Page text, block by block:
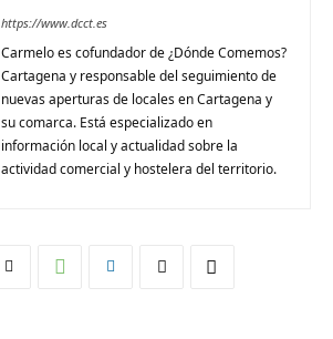
https://www.dcct.es
Carmelo es cofundador de ¿Dónde Comemos?
Cartagena y responsable del seguimiento de
nuevas aperturas de locales en Cartagena y
su comarca. Está especializado en
información local y actualidad sobre la
actividad comercial y hostelera del territorio.